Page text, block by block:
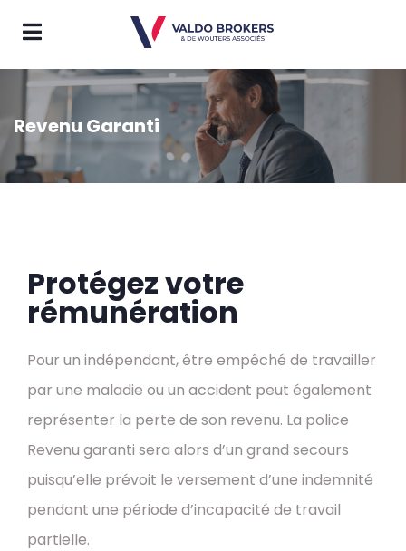
Revenu Garanti
Protégez votre
rémunération
Pour un indépendant, être empêché de travailler
par une maladie ou un accident peut également
représenter la perte de son revenu. La police
Revenu garanti sera alors d’un grand secours
puisqu’elle prévoit le versement d’une indemnité
pendant une période d’incapacité de travail
partielle.